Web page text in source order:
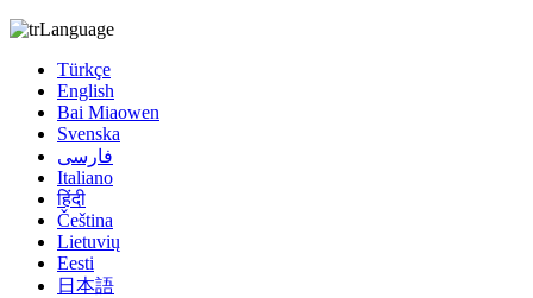
Language
Türkçe
English
Bai Miaowen
Svenska
فارسی
Italiano
हिंदी
Čeština
Lietuvių
Eesti
日本語